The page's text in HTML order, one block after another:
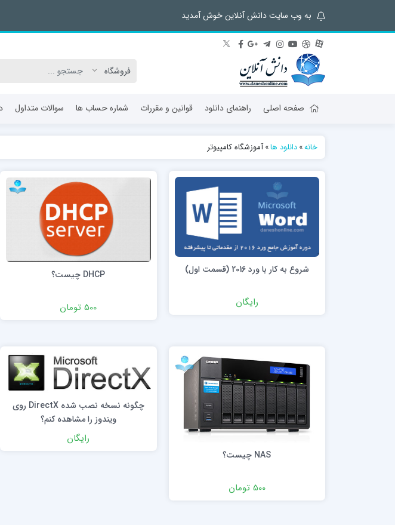
به وب سایت دانش آنلاین خوش آمدید
صفحه اصلی راهنمای دانلود قوانین و مقررات شماره حساب ها سوالات متداول
خانه»دانلود ها»آموزشگاه کامپیوتر
شروع به کار با ورد 2016 (قسمت اول)
رایگان
DHCP چیست؟
500 تومان
NAS چیست؟
500 تومان
چگونه نسخه نصب شده DirectX روی
ویندوز را مشاهده کنم؟
رایگان